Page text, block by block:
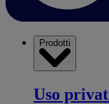
Prodotti
Uso